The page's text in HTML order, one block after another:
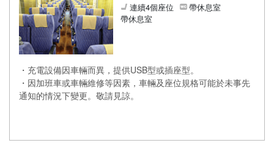
連續4個座位
帶休息室
帶休息室
・充電設備因車輛而異，提供USB型或插座型。
・因加班車或車輛維修等因素，車輛及座位規格可能於未事先
通知的情況下變更。敬請見諒。